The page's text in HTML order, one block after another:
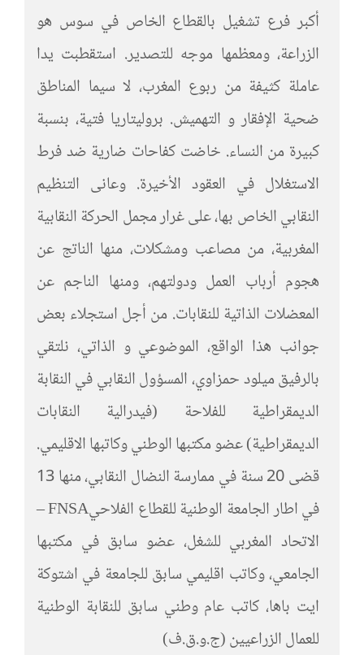
أكبر فرع تشغيل بالقطاع الخاص في سوس هو
الزراعة، ومعظمها موجه للتصدير. استقطبت يدا
عاملة كثيفة من ربوع المغرب، لا سيما المناطق
ضحية الإفقار و التهميش. بروليتاريا فتية، بنسبة
كبيرة من النساء. خاضت كفاحات ضارية ضد فرط
الاستغلال في العقود الأخيرة. وعانى التنظيم
النقابي الخاص بها، على غرار مجمل الحركة النقابية
المغربية، من مصاعب ومشكلات، منها الناتج عن
هجوم أرباب العمل ودولتهم، ومنها الناجم عن
المعضلات الذاتية للنقابات. من أجل استجلاء بعض
جوانب هذا الواقع، الموضوعي و الذاتي، نلتقي
بالرفيق ميلود حمزاوي، المسؤول النقابي في النقابة
الديمقراطية للفلاحة (فيدرالية النقابات
الديمقراطية) عضو مكتبها الوطني وكاتبها الاقليمي.
قضى 20 سنة في ممارسة النضال النقابي، منها 13
في اطار الجامعة الوطنية للقطاع الفلاحيFNSA –
الاتحاد المغربي للشغل، عضو سابق في مكتبها
الجامعي، وكاتب اقليمي سابق للجامعة في اشتوكة
ايت باها، كاتب عام وطني سابق للنقابة الوطنية
للعمال الزراعيين (ج.و.ق.ف)